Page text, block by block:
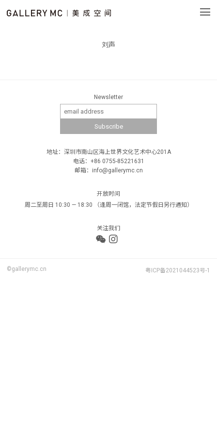
刘声
Newsletter
地址：深圳市南山区海上世界文化艺术中心201A
电话：+86 0755-85221631
邮箱：info@gallerymc.cn
开放时间
周二至周日 10:30 — 18:30 （逢周一闭馆，法定节假日另行通知）
关注我们
©gallerymc.cn 粤ICP备2021044523号-1